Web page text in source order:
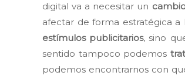
digital va a necesitar un
afectar de forma estratégica
estímulos publicitarios, sino
sentido tampoco podemos
podemos encontrarnos con